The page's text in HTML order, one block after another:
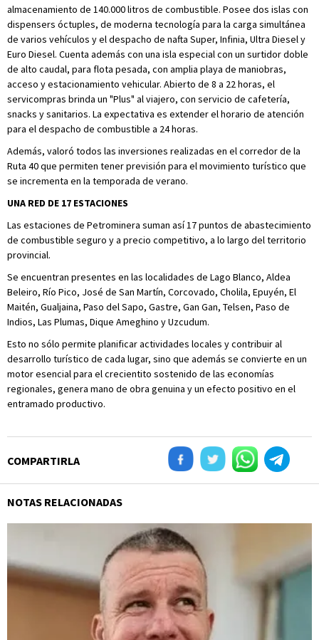
almacenamiento de 140.000 litros de combustible. Posee dos islas con
dispensers óctuples, de moderna tecnología para la carga simultánea
de varios vehículos y el despacho de nafta Super, Infinia, Ultra Diesel y
Euro Diesel. Cuenta además con una isla especial con un surtidor doble
de alto caudal, para flota pesada, con amplia playa de maniobras,
acceso y estacionamiento vehicular. Abierto de 8 a 22 horas, el
servicompras brinda un "Plus" al viajero, con servicio de cafetería,
snacks y sanitarios. La expectativa es extender el horario de atención
para el despacho de combustible a 24 horas.
Además, valoró todos las inversiones realizadas en el corredor de la
Ruta 40 que permiten tener previsión para el movimiento turístico que
se incrementa en la temporada de verano.
UNA RED DE 17 ESTACIONES
Las estaciones de Petrominera suman así 17 puntos de abastecimiento
de combustible seguro y a precio competitivo, a lo largo del territorio
provincial.
Se encuentran presentes en las localidades de Lago Blanco, Aldea
Beleiro, Río Pico, José de San Martín, Corcovado, Cholila, Epuyén, El
Maitén, Gualjaina, Paso del Sapo, Gastre, Gan Gan, Telsen, Paso de
Indios, Las Plumas, Dique Ameghino y Uzcudum.
Esto no sólo permite planificar actividades locales y contribuir al
desarrollo turístico de cada lugar, sino que además se convierte en un
motor esencial para el crecientito sostenido de las economías
regionales, genera mano de obra genuina y un efecto positivo en el
entramado productivo.
COMPARTIRLA
NOTAS RELACIONADAS